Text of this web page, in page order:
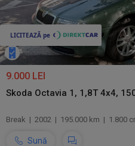
9.000 LEI
Skoda Octavia 1, 1,8T 4x4,
Break | 2002 | 195.000 km | 1.800
Sună